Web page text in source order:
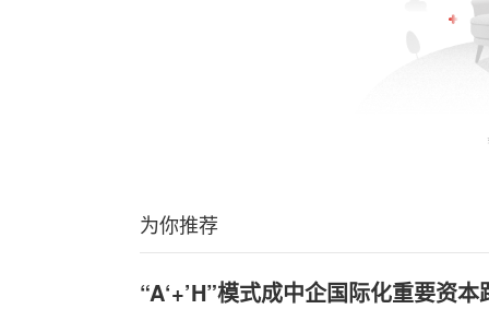
为你推荐
“A‘+’H”模式成中企国际化重要资本